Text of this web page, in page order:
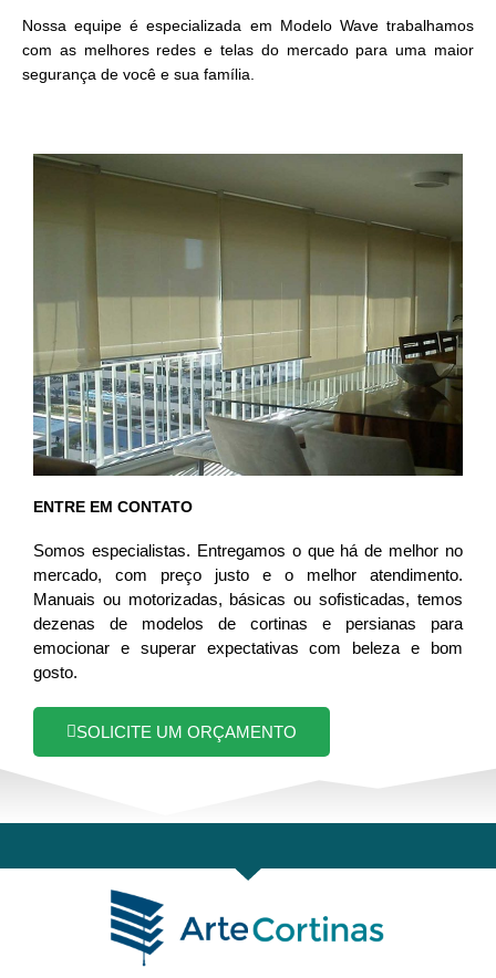
Nossa equipe é especializada em Modelo Wave trabalhamos
com as melhores redes e telas do mercado para uma maior
segurança de você e sua família.
ENTRE EM CONTATO
Somos especialistas. Entregamos o que há de melhor no
mercado, com preço justo e o melhor atendimento.
Manuais ou motorizadas, básicas ou sofisticadas, temos
dezenas de modelos de cortinas e persianas para
emocionar e superar expectativas com beleza e bom
gosto.
SOLICITE UM ORÇAMENTO